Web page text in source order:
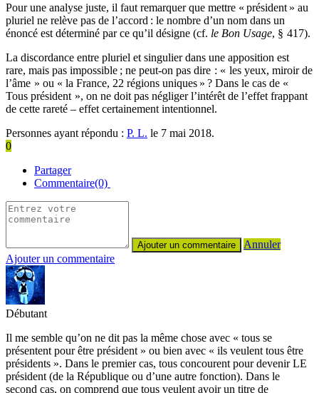
Pour une analyse juste, il faut remarquer que mettre « président » au
pluriel ne relève pas de l’accord : le nombre d’un nom dans un
énoncé est déterminé par ce qu’il désigne (cf. le Bon Usage, § 417).
La discordance entre pluriel et singulier dans une apposition est
rare, mais pas impossible ; ne peut-on pas dire : « les yeux, miroir de
l’âme » ou « la France, 22 régions uniques » ? Dans le cas de «
Tous président », on ne doit pas négliger l’intérêt de l’effet frappant
de cette rareté – effet certainement intentionnel.
Personnes ayant répondu : P. L. le 7 mai 2018.
0
Partager
Commentaire(0)
Annuler
Ajouter un commentaire
Débutant
Il me semble qu’on ne dit pas la même chose avec « tous se
présentent pour être président » ou bien avec « ils veulent tous être
présidents ». Dans le premier cas, tous concourent pour devenir LE
président (de la République ou d’une autre fonction). Dans le
second cas, on comprend que tous veulent avoir un titre de